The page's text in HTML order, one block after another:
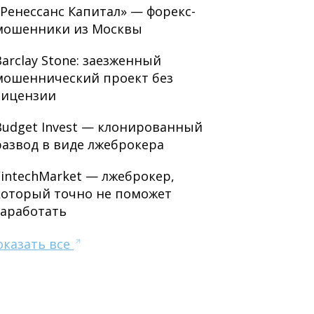
Капитал» — форекс-
из Москвы
Stone: заезженный
проект без
Invest — клонированный
в виде лжеброкера
— лжеброкер,
точно не поможет
все